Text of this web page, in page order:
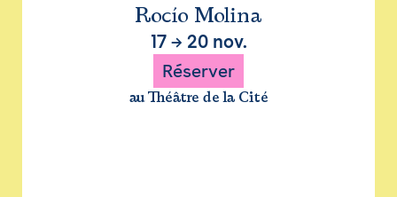
Rocío Molina
17→ 20 nov.
Réserver
au Théâtre de la Cité